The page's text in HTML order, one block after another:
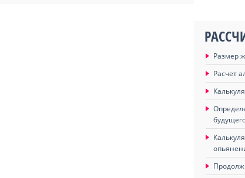
Размер
Расчет